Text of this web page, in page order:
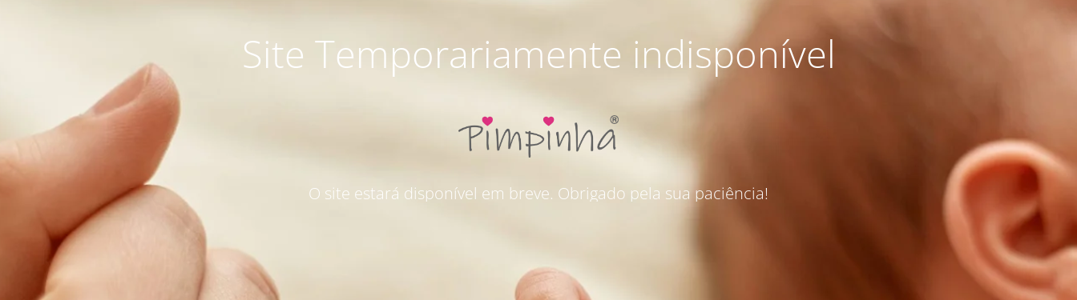
Site Temporariamente indisponível
O site estará disponível em breve. Obrigado pela sua paciência!